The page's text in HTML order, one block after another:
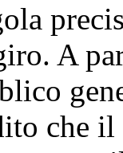
A
che il